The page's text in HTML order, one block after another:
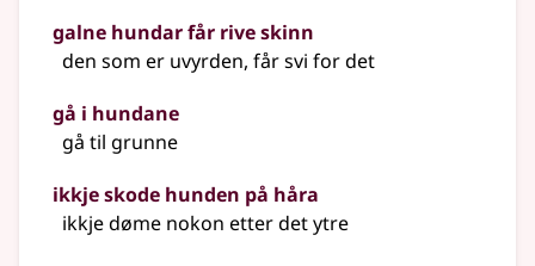
galne hundar får rive skinn
den som er uvyrden, får svi for det
gå i hundane
gå til grunne
ikkje skode hunden på håra
ikkje døme nokon etter det ytre